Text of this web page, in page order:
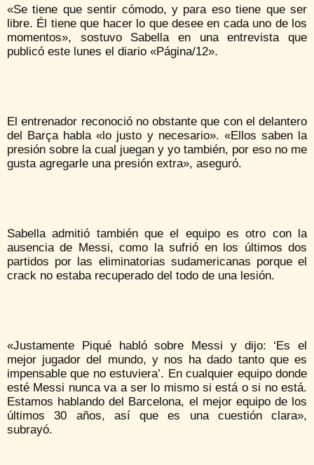
«Se tiene que sentir cómodo, y para eso tiene que ser
libre. Él tiene que hacer lo que desee en cada uno de los
momentos», sostuvo Sabella en una entrevista que
publicó este lunes el diario «Página/12».
El entrenador reconoció no obstante que con el delantero
del Barça habla «lo justo y necesario». «Ellos saben la
presión sobre la cual juegan y yo también, por eso no me
gusta agregarle una presión extra», aseguró.
Sabella admitió también que el equipo es otro con la
ausencia de Messi, como la sufrió en los últimos dos
partidos por las eliminatorias sudamericanas porque el
crack no estaba recuperado del todo de una lesión.
«Justamente Piqué habló sobre Messi y dijo: ‘Es el
mejor jugador del mundo, y nos ha dado tanto que es
impensable que no estuviera’. En cualquier equipo donde
esté Messi nunca va a ser lo mismo si está o si no está.
Estamos hablando del Barcelona, el mejor equipo de los
últimos 30 años, así que es una cuestión clara»,
subrayó.